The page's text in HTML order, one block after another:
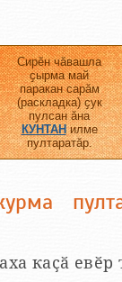
Сирӗн чӑвашла
ҫырма май
паракан сарӑм
(раскладка) ҫук
пулсан ӑна
КУНТАНилме
пултаратӑр.
каҫӑ евӗр